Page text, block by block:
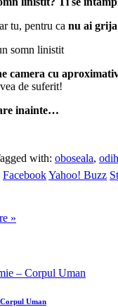
tu, pentru ca nu ai grija
somn linistit
camera cu
de suferit!
inainte…
with: oboseala,
FacebookYahoo! Buzz
»
Uman